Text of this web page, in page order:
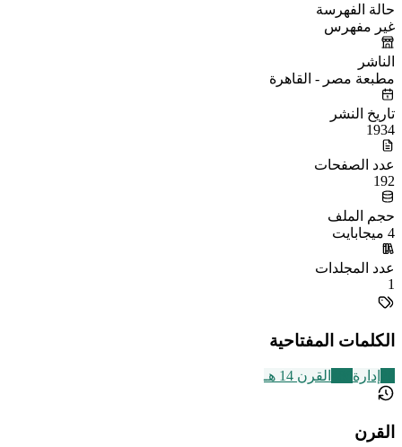
حالة الفهرسة
غير مفهرس
الناشر
مطبعة مصر - القاهرة
تاريخ النشر
1934
عدد الصفحات
192
حجم الملف
4 ميجابايت
عدد المجلدات
1
الكلمات المفتاحية
إدارة القرن 14 هـ
القرن